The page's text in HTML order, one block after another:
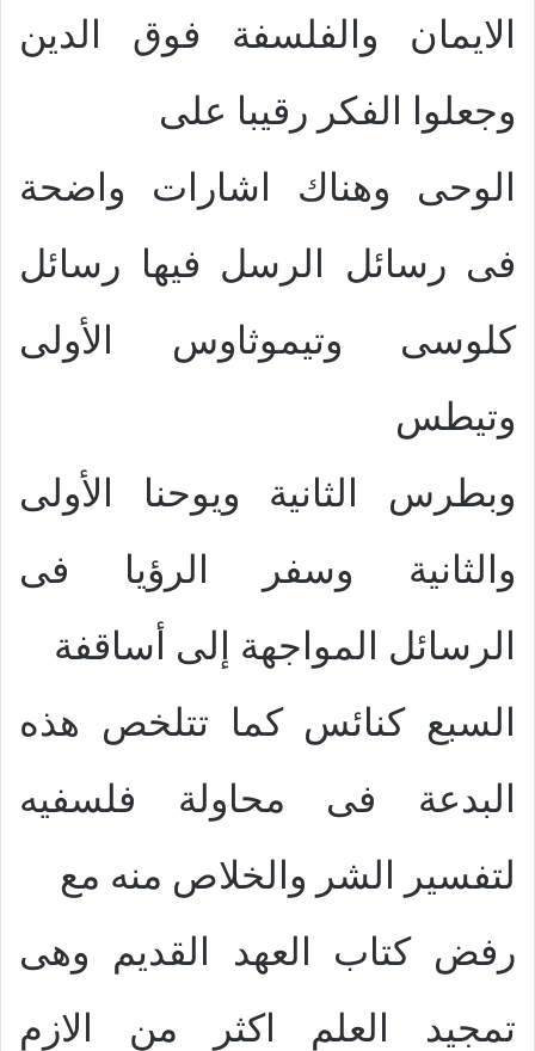
الايمان والفلسفة فوق الدين
وجعلوا الفكر رقيبا على
الوحى وهناك اشارات واضحة
فى رسائل الرسل فيها رسائل
كلوسى وتيموثاوس الأولى
وتيطس
وبطرس الثانية ويوحنا الأولى
والثانية وسفر الرؤيا فى
الرسائل المواجهة إلى أساقفة
السبع كنائس كما تتلخص هذه
البدعة فى محاولة فلسفيه
لتفسير الشر والخلاص منه مع
رفض كتاب العهد القديم وهى
تمجيد العلم اكثر من الازم